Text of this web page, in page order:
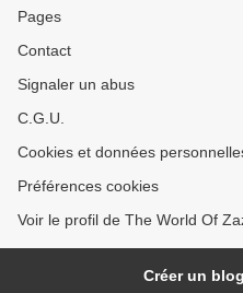
Pages
Contact
Signaler un abus
C.G.U.
Cookies et données
Préférences cookies
Voir le profil de The World Of
Créer un